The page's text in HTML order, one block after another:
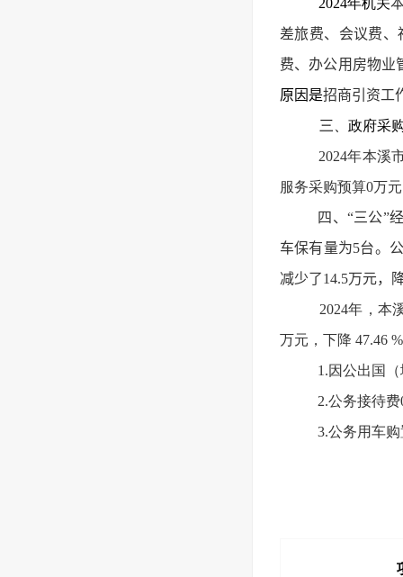
2024年机关
差旅费、会议费
费、办公用房物业
原因是招商引资工
三、政府采
2024年本溪
服务采购预算0万
四、“三公”
车保有量为5台。
减少了14.5万元，
2024年， 本
万元，下降 47.46
1.因公出国
2.公务接待
3.公务用车